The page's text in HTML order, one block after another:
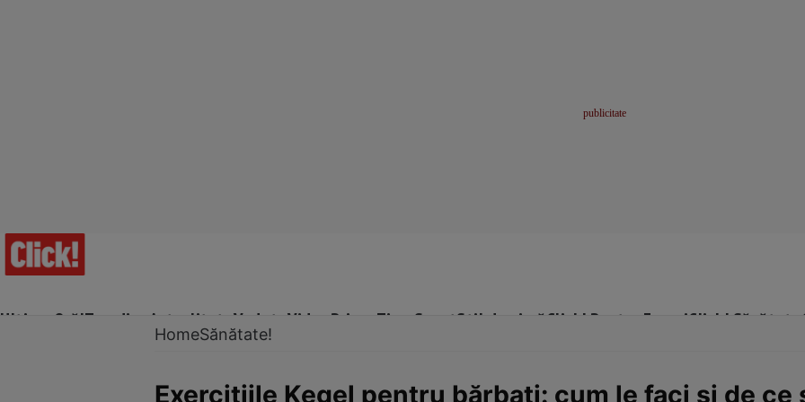
Ultima Oră!Trending Actualitate Vedete Video Prime Time SportStil de viațăClick! Pentru FemeiClick! Sănătate
HomeSănătate!
Exercițiile Kegel pentru bărbați: cum le faci și de